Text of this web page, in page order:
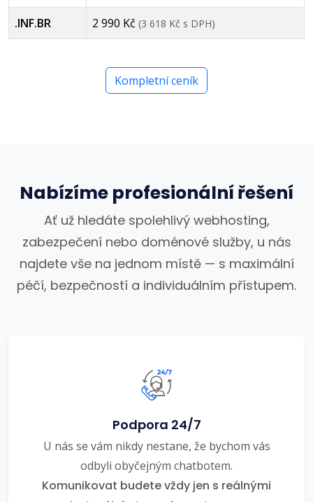
.INF.BR 2 990 Kč (3 618 Kč s DPH)
Kompletní ceník
Nabízíme profesionální řešení
Ať už hledáte spolehlivý webhosting,
zabezpečení nebo doménové služby, u nás
najdete vše na jednom místě — s maximální
péčí, bezpečností a individuálním přístupem.
Podpora 24/7
U nás se vám nikdy nestane, že bychom vás
odbyli obyčejným chatbotem.
Komunikovat budete vždy jen s reálnými